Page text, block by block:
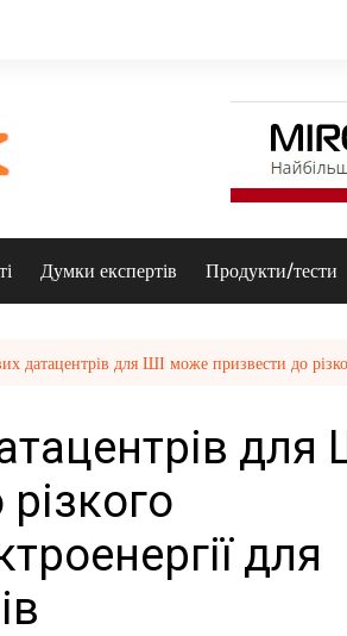
Думки експертів Продукти/тести
датацентрів для ШІ може призвести до
для
для